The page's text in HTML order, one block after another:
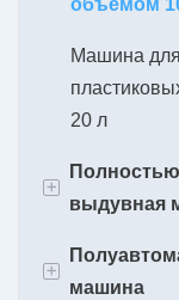
объемом
Машина
20 л
+
выдувная
700Мл
+
машина